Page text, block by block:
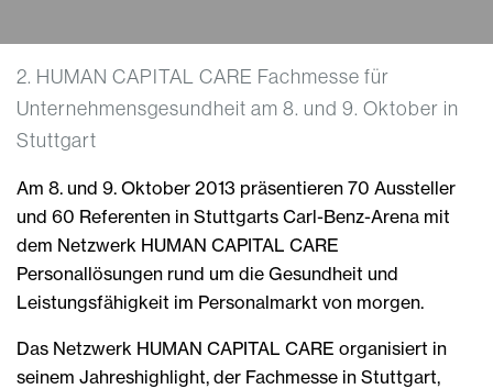
2. HUMAN CAPITAL CARE Fachmesse für
Unternehmensgesundheit am 8. und 9. Oktober in
Stuttgart
Am 8. und 9. Oktober 2013 präsentieren 70 Aussteller
und 60 Referenten in Stuttgarts Carl-Benz-Arena mit
dem Netzwerk HUMAN CAPITAL CARE
Personallösungen rund um die Gesundheit und
Leistungsfähigkeit im Personalmarkt von morgen.
Das Netzwerk HUMAN CAPITAL CARE organisiert in
seinem Jahreshighlight, der Fachmesse in Stuttgart,